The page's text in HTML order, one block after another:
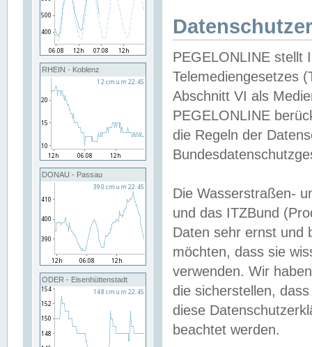
RHEIN - Koblenz
DONAU - Passau
ODER - Eisenhüttenstadt
PEGELONLINE stellt
Telemediengesetzes
Abschnitt VI als
PEGELONLINE
die Regeln der
Die Wasserstraßen-
und das ITZBund
Daten sehr ernst und
möchten, dass sie
verwenden. Wir
die sicherstellen,
diese
beachtet werden.